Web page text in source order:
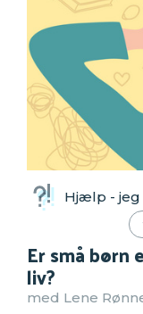
Hjælp -
Er små
liv?
med Lene